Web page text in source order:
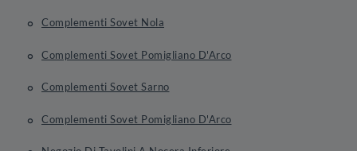
Complementi Sovet Nola
Complementi Sovet Pomigliano D'Arco
Complementi Sovet Sarno
Complementi Sovet Pomigliano D'Arco